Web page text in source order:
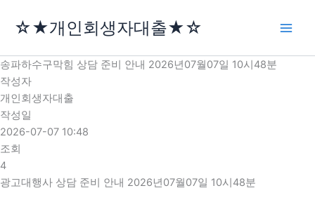
로
건
너
뛰
기
☆★개인회생자대출★☆
송파하수구막힘 상담 준비 안내 2026년07월07일 10시48분
작성자
개인회생자대출
작성일
2026-07-07 10:48
조회
4
광고대행사 상담 준비 안내 2026년07월07일 10시48분